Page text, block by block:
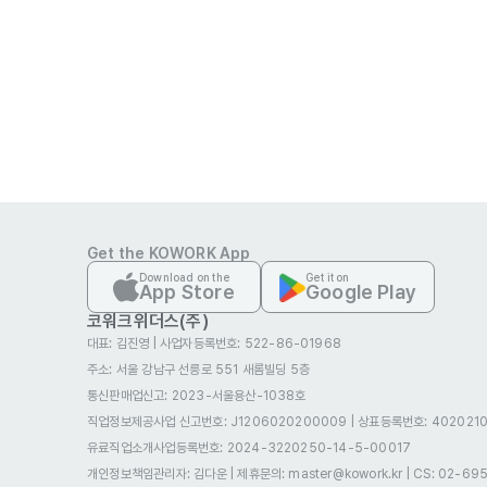
Get the KOWORK App
Download on the
App Store
Get it on
Google Play
코워크위더스(주)
대표: 김진영
사업자등록번호: 522-86-01968
주소: 서울 강남구 선릉로 551 새롬빌딩 5층
통신판매업신고: 2023-서울용산-1038호
직업정보제공사업 신고번호: J1206020200009
상표등록번호:
유료직업소개사업등록번호: 2024-3220250-14-5-00017
개인정보책임관리자: 김다운|제휴문의: master@kowork.kr CS: 02-